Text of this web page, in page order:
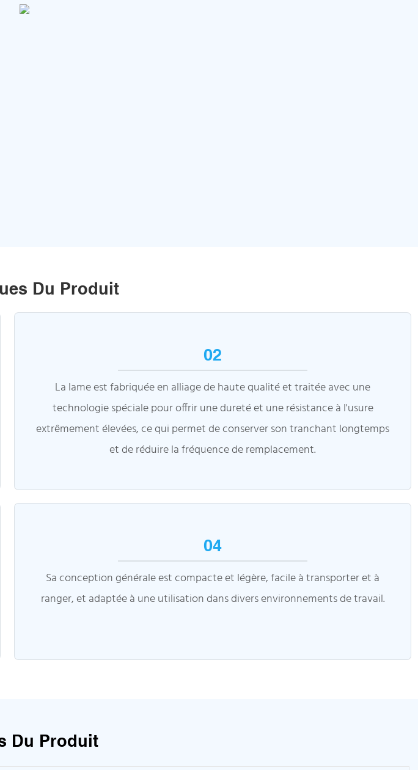
Du Produit
02
La lame est fabriquée en alliage de haute qualité et traitée avec une
technologie spéciale pour offrir une dureté et une résistance à l'usure
extrêmement élevées, ce qui permet de conserver son tranchant longtemps
et de réduire la fréquence de remplacement.
04
Sa conception générale est compacte et légère, facile à transporter et à
ranger, et adaptée à une utilisation dans divers environnements de travail.
Du Produit